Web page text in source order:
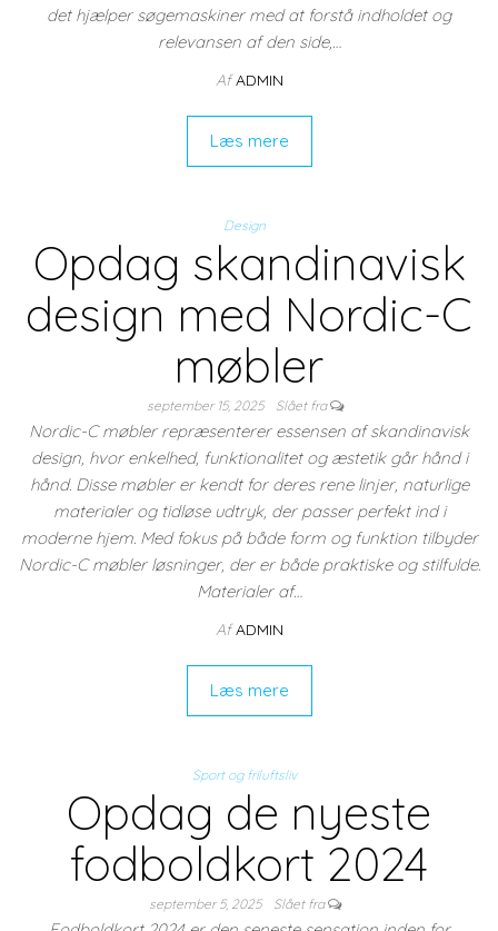
det hjælper søgemaskiner med at forstå indholdet og
relevansen af den side,…
Af ADMIN
Læs mere
Design
Opdag skandinavisk
design med Nordic-C
møbler
september 15, 2025 Slået fra
Nordic-C møbler repræsenterer essensen af skandinavisk
design, hvor enkelhed, funktionalitet og æstetik går hånd i
hånd. Disse møbler er kendt for deres rene linjer, naturlige
materialer og tidløse udtryk, der passer perfekt ind i
moderne hjem. Med fokus på både form og funktion tilbyder
Nordic-C møbler løsninger, der er både praktiske og stilfulde.
Materialer af…
Af ADMIN
Læs mere
Sport og friluftsliv
Opdag de nyeste
fodboldkort 2024
september 5, 2025 Slået fra